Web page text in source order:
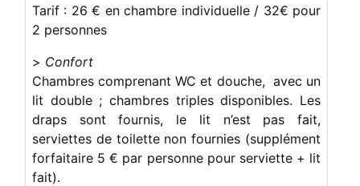
Tarif : 26 € en chambre individuelle / 32€ pour
2 personnes
> Confort
Chambres comprenant WC et douche, avec un
lit double ; chambres triples disponibles. Les
draps sont fournis, le lit n’est pas fait,
serviettes de toilette non fournies (supplément
forfaitaire 5 € par personne pour serviette + lit
fait).